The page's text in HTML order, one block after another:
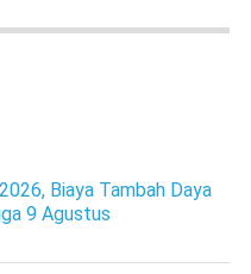
Biaya Tambah Daya
9 Agustus